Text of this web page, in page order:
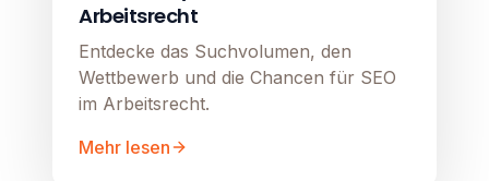
Arbeitsrecht
Entdecke das Suchvolumen, den
Wettbewerb und die Chancen für SEO
im Arbeitsrecht.
Mehr lesen